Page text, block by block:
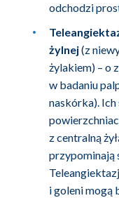
odchodzi
żylnej(z
żylakiem) – o
w badaniu
naskórka).
z centralną
przypominają
i goleni mogą